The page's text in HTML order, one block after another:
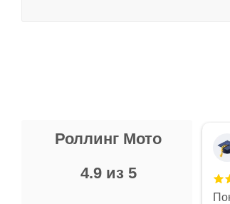
Роллинг Мото
4.9 из 5